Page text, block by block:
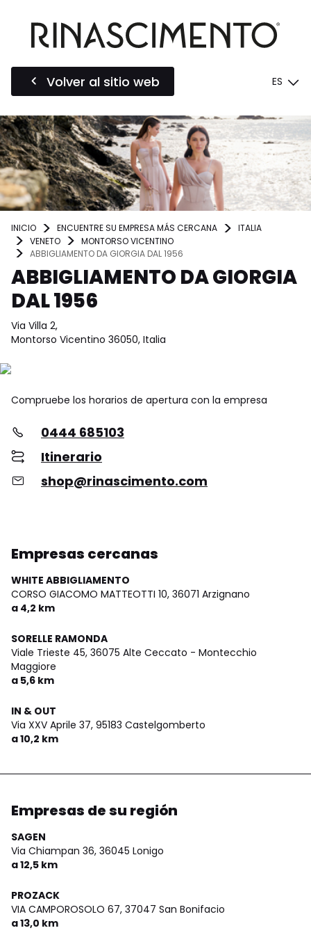
Volver al sitio web ES
INICIO ENCUENTRE SU EMPRESA MÁS CERCANA
ITALIA
VENETO
MONTORSO VICENTINO
ABBIGLIAMENTO DA GIORGIA DAL 1956
ABBIGLIAMENTO DA GIORGIA
DAL 1956
Via Villa 2,
Montorso Vicentino 36050, Italia
Compruebe los horarios de apertura con la empresa
0444 685103
Itinerario
shop@rinascimento.com
Empresas cercanas
WHITE ABBIGLIAMENTO
CORSO GIACOMO MATTEOTTI 10, 36071 Arzignano
a 4,2 km
SORELLE RAMONDA
Viale Trieste 45, 36075 Alte Ceccato - Montecchio
Maggiore
a 5,6 km
IN & OUT
Via XXV Aprile 37, 95183 Castelgomberto
a 10,2 km
Empresas de su región
SAGEN
Via Chiampan 36, 36045 Lonigo
a 12,5 km
PROZACK
VIA CAMPOROSOLO 67, 37047 San Bonifacio
a 13,0 km